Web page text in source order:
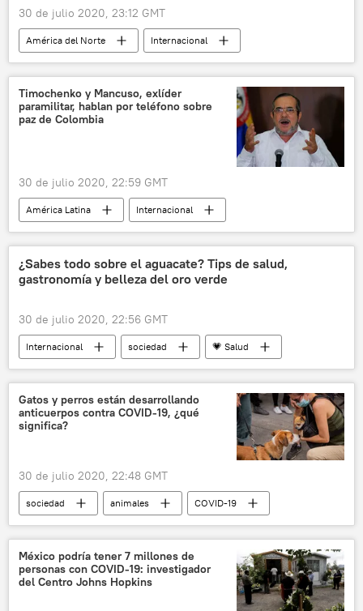
30 de julio 2020, 23:12 GMT
América del Norte
Internacional
política
Donald Trump
EEUU
Elecciones presidenciales en EEUU (2020)
noticias
Timochenko y Mancuso, exlíder
paramilitar, hablan por teléfono sobre
paz de Colombia
30 de julio 2020, 22:59 GMT
América Latina
Internacional
Rodrigo Londoño
Colombia
FARC
noticias
¿Sabes todo sobre el aguacate? Tips de salud,
gastronomía y belleza del oro verde
30 de julio 2020, 22:56 GMT
Internacional sociedad
💗 Salud
noticias
Gatos y perros están desarrollando
anticuerpos contra COVID-19, ¿qué
significa?
30 de julio 2020, 22:48 GMT
sociedad animales
COVID-19
coronavirus
noticias
México podría tener 7 millones de
personas con COVID-19: investigador
del Centro Johns Hopkins